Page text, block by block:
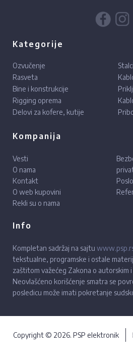
Kategorije
Ozvučenje
Rasveta
Bine i konstrukcije
Rigging oprema
Delovi za kofere, kutije
Kompanija
Vesti
O nama
Kontakt
O web kupovini
Rekli su o nama
Info
Kompletan sadržaj na sajtu
tekstualne, programske i ostale
zaštitom važećeg Zakona o autorskim
Neovlašćeno korišćenje smatra se
posledicu može imati pokretanje
Copyright © 2026. PSP elektronik